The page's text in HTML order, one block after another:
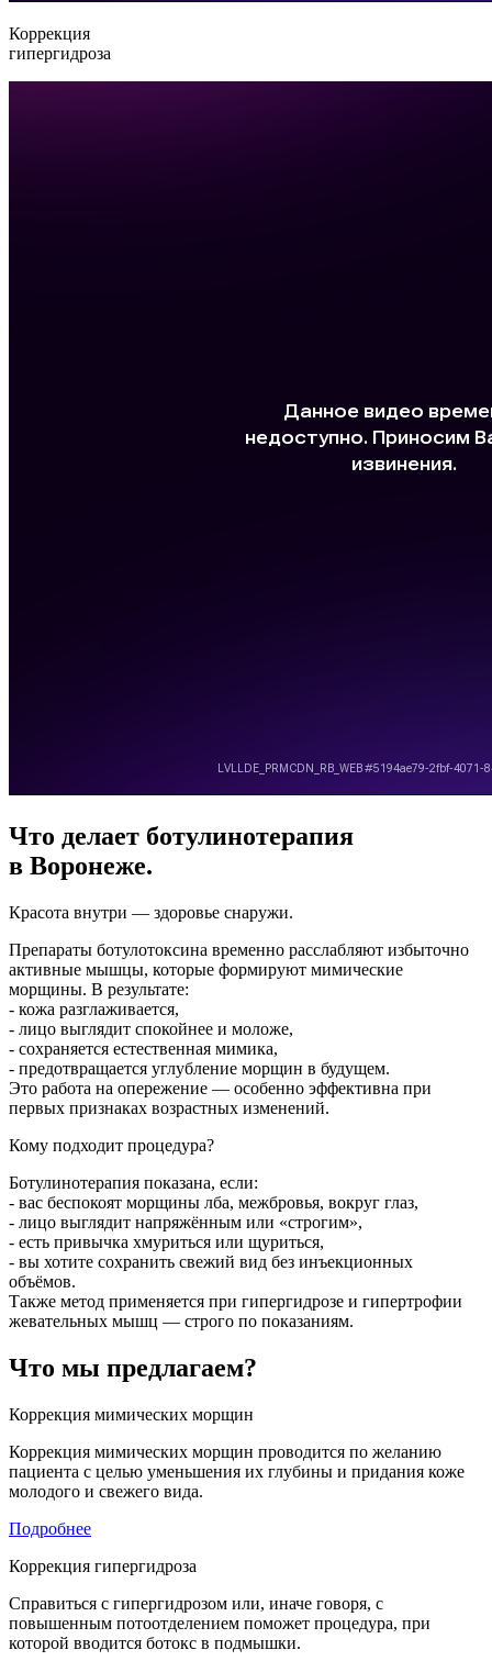
Коррекция
гипергидроза
Что делает ботулинотерапия
в Воронеже.
Красота внутри — здоровье снаружи.
Препараты ботулотоксина временно расслабляют избыточно
активные мышцы, которые формируют мимические
морщины. В результате:
- кожа разглаживается,
- лицо выглядит спокойнее и моложе,
- сохраняется естественная мимика,
- предотвращается углубление морщин в будущем.
Это работа на опережение — особенно эффективна при
первых признаках возрастных изменений.
Кому подходит процедура?
Ботулинотерапия показана, если:
- вас беспокоят морщины лба, межбровья, вокруг глаз,
- лицо выглядит напряжённым или «строгим»,
- есть привычка хмуриться или щуриться,
- вы хотите сохранить свежий вид без инъекционных
объёмов.
Также метод применяется при гипергидрозе и гипертрофии
жевательных мышц — строго по показаниям.
Что мы предлагаем?
Коррекция мимических морщин
Коррекция мимических морщин проводится по желанию
пациента с целью уменьшения их глубины и придания коже
молодого и свежего вида.
Подробнее
Коррекция гипергидроза
Справиться с гипергидрозом или, иначе говоря, с
повышенным потоотделением поможет процедура, при
которой вводится ботокс в подмышки.